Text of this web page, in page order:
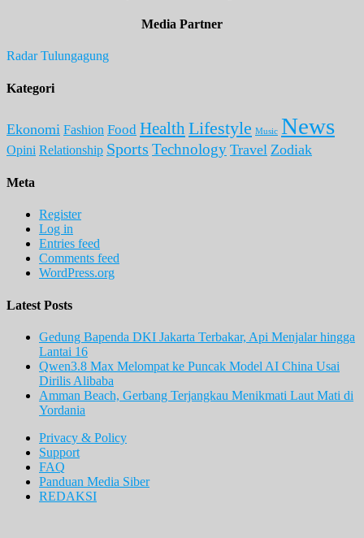
Media Partner
Radar Tulungagung
Kategori
Ekonomi Fashion Food Health Lifestyle Music News
Opini Relationship Sports Technology Travel Zodiak
Meta
Register
Log in
Entries feed
Comments feed
WordPress.org
Latest Posts
Gedung Bapenda DKI Jakarta Terbakar, Api Menjalar hingga
Lantai 16
Qwen3.8 Max Melompat ke Puncak Model AI China Usai
Dirilis Alibaba
Amman Beach, Gerbang Terjangkau Menikmati Laut Mati di
Yordania
Privacy & Policy
Support
FAQ
Panduan Media Siber
REDAKSI